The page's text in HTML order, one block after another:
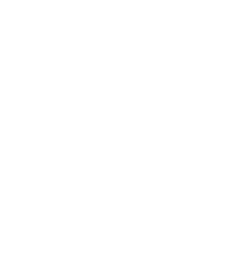
詰まっており、当時の
が盛り込まれていま